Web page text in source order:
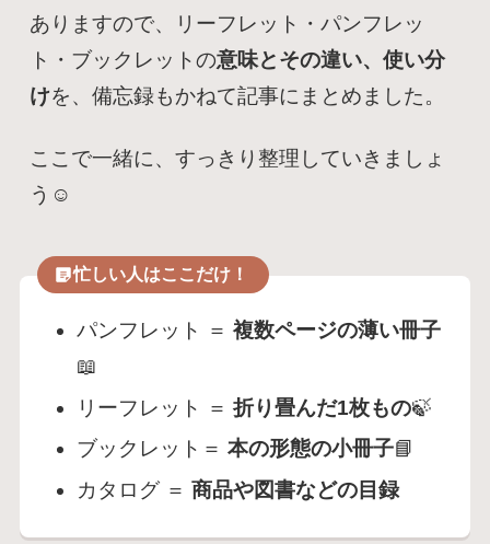
ありますので、リーフレット・パンフレッ
ト・ブックレットの意味とその違い、使い分
けを、備忘録もかねて記事にまとめました。
ここで一緒に、すっきり整理していきましょ
う☺️
忙しい人はここだけ！
パンフレット ＝ 複数ページの薄い冊子
📖
リーフレット ＝ 折り畳んだ1枚もの🍃
ブックレット＝ 本の形態の小冊子📘
カタログ ＝ 商品や図書などの目録